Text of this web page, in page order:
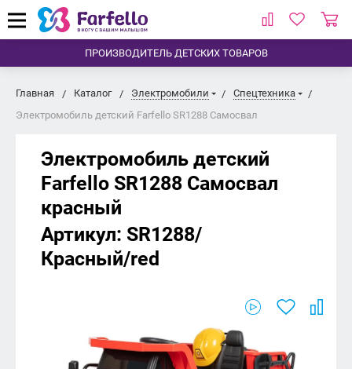
ПРОИЗВОДИТЕЛЬ ДЕТСКИХ ТОВАРОВ
Главная Каталог Электромобили
Спецтехника
Электромобиль детский Farfello SR1288 Самосвал
Электромобиль детский
Farfello SR1288 Самосвал
красный
Артикул: SR1288/
Красный/red